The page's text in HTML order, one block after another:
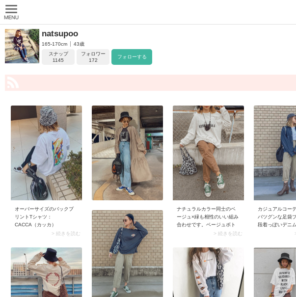
natsupoo
165-170cm
43歳
スナップ
1145
フォロワー
172
フォローする
オーバーサイズのバックプ
リントTシャツ：
CACCA（カッカ）
> 続きを読む
ナチュラルカラー同士のベ
ージュ×緑も相性のいい組み
合わせです。ベージュボト
ムスの足元に緑のスニーカ
すい印象をメイク可能！ と
ことんカジュアルにしても
よし、ちょっときれいめに
まとめてもバランスアップ
できます。
> 続きを読む
カジュアルコー
バツグンな足袋
段着っぽいデニ
フリースの着こ
シャレなよそ行
仕上がります。